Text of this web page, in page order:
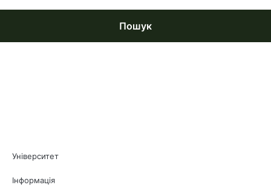
Пошук
Університет
Інформація